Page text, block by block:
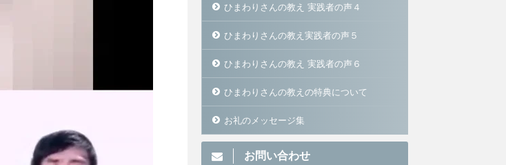
ひまわりさんの教え 実践者の声４
ひまわりさんの教え実践者の声５
ひまわりさんの教え 実践者の声６
ひまわりさんの教えの特典について
お礼のメッセージ集
お問い合わせ